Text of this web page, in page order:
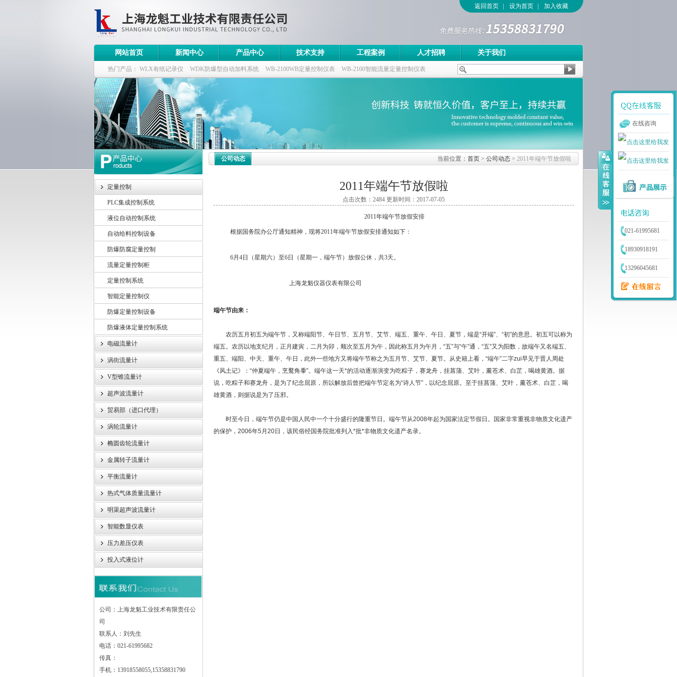
上海龙魁工业技术有限责任公司
返回首页 设为首页 加入收藏
网站首页 新闻中心 产品中心 技术支持 工程案例 人才招聘 关于我们
热门产品： WLX有纸记录仪 WDK防爆型自动加料系统 WB-2100WB定量控制仪表 WB-2100智能流量定量控制仪表
WDK流量定量控制柜 WB-2100定量装车控制仪
定量控制
PLC集成控制系统
液位自动控制系统
自动给料控制设备
防爆防腐定量控制
流量定量控制柜
定量控制系统
智能定量控制仪
防爆定量控制设备
防爆液体定量控制系统
电磁流量计
涡街流量计
V型锥流量计
超声波流量计
贸易部（进口代理）
涡轮流量计
椭圆齿轮流量计
金属转子流量计
平衡流量计
热式气体质量流量计
明渠超声波流量计
智能数显仪表
压力差压仪表
投入式液位计
公司：上海龙魁工业技术有限责任公
司
联系人：刘先生
电话：021-61995682
传真：
手机：13918558055,15358831790
公司动态 当前位置： 首页 > 公司动态 > 2011年端午节放假啦
2011年端午节放假啦
点击次数：2484 更新时间：2017-07-05
2011年端午节放假安排
根据国务院办公厅通知精神，现将2011年端午节放假安排通知如下：
6月4日（星期六）至6日（星期一，端午节）放假公休，共3天。
上海龙魁仪器仪表有限公司
端午节由来：
农历五月初五为端午节，又称端阳节、午日节、五月节、艾节、端五、重午、午日、夏节，端是“开端”、“初”的意思。初五可以称为
端五。农历以地支纪月，正月建寅，二月为卯，顺次至五月为午，因此称五月为午月，“五”与“午”通，“五”又为阳数，故端午又名端五、
重五、端阳、中天、重午、午日，此外一些地方又将端午节称之为五月节、艾节、夏节。从史籍上看，“端午”二字zui早见于晋人周处
《风土记》：“仲夏端午，烹鹜角黍”。端午这一天*的活动逐渐演变为吃粽子，赛龙舟，挂菖蒲、艾叶，薰苍术、白芷，喝雄黄酒。据
说，吃粽子和赛龙舟，是为了纪念屈原，所以解放后曾把端午节定名为“诗人节”，以纪念屈原。至于挂菖蒲、艾叶，薰苍术、白芷，喝
雄黄酒，则据说是为了压邪。
时至今日，端午节仍是中国人民中一个十分盛行的隆重节日。端午节从2008年起为国家法定节假日。国家非常重视非物质文化遗产
的保护，2006年5月20日，该民俗经国务院批准列入*批*非物质文化遗产名录。
在线咨询
021-61995681
18930918191
13296045681